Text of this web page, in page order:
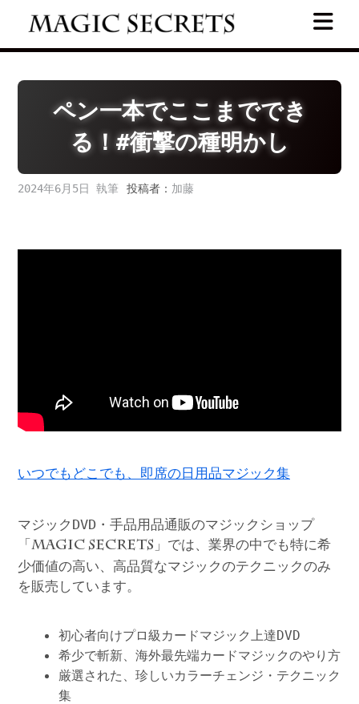
ペン一本でここまででき
る！#衝撃の種明かし
2024年6月5日 投稿者： 加藤
いつでもどこでも、即席の日用品マジック集
マジックDVD・手品用品通販のマジックショップ
「 MAGIC SECRETS 」では、業界の中でも特に希
少価値の高い、高品質なマジックのテクニックのみ
を販売しています。
初心者向けプロ級カードマジック上達DVD
希少で斬新、海外最先端カードマジックのやり方
厳選された、珍しいカラーチェンジ・テクニック
集